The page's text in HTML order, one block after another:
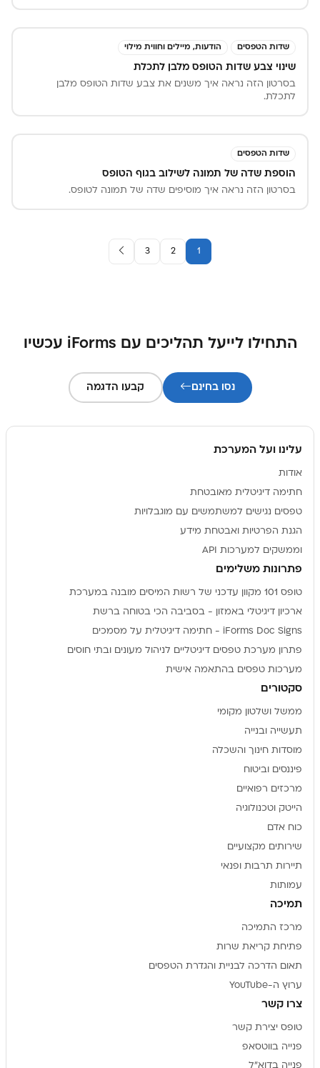
שדות הטפסים הודעות, מיילים וחווית מילוי
שינוי צבע שדות הטופס מלבן לתכלת
בסרטון הזה נראה איך משנים את צבע שדות הטופס מלבן
לתכלת.
שדות הטפסים
הוספת שדה של תמונה לשילוב בגוף הטופס
בסרטון הזה נראה איך מוסיפים שדה של תמונה לטופס.
1
2
3
התחילו לייעל תהליכים עם iForms עכשיו
נסו בחינם קבעו הדגמה
עלינו ועל המערכת
אודות
חתימה דיגיטלית מאובטחת
טפסים נגישים למשתמשים עם מוגבלויות
הגנת הפרטיות ואבטחת מידע
וממשקים למערכות API
פתרונות משלימים
טופס 101 מקוון עדכני של רשות המיסים מובנה במערכת
ארכיון דיגיטלי באמזון - בסביבה הכי בטוחה ברשת
iForms Doc Signs - חתימה דיגיטלית על מסמכים
פתרון מערכת טפסים דיגיטליים לניהול מעונים ובתי חוסים
מערכות טפסים בהתאמה אישית
סקטורים
ממשל ושלטון מקומי
תעשייה ובנייה
מוסדות חינוך והשכלה
פיננסים וביטוח
מרכזים רפואיים
הייטק וטכנולוגיה
כוח אדם
שירותים מקצועיים
תיירות תרבות ופנאי
עמותות
תמיכה
מרכז התמיכה
פתיחת קריאת שרות
תאום הדרכה לבניית והגדרת הטפסים
ערוץ ה-YouTube
צרו קשר
טופס יצירת קשר
פנייה בווטסאפ
פנייה בדוא"ל